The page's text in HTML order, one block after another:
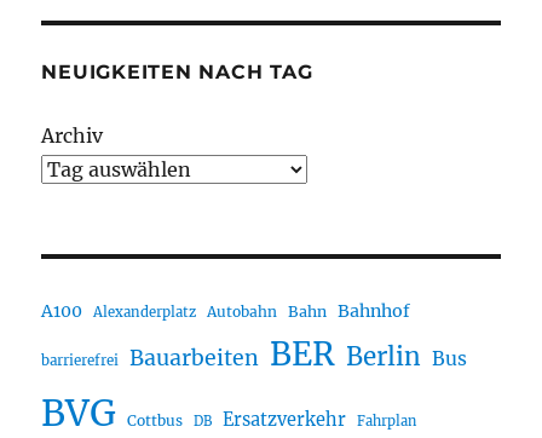
NEUIGKEITEN NACH TAG
Archiv
A100 Alexanderplatz Autobahn Bahn Bahnhof
barrierefrei Bauarbeiten BER Berlin Bus
BVG Cottbus DB Ersatzverkehr Fahrplan